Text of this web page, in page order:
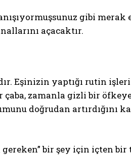
gibi merak
açacaktır.
Eşinizin yaptığı rutin
zamanla gizli bir
doğrudan artırdığını
bir şey için içten